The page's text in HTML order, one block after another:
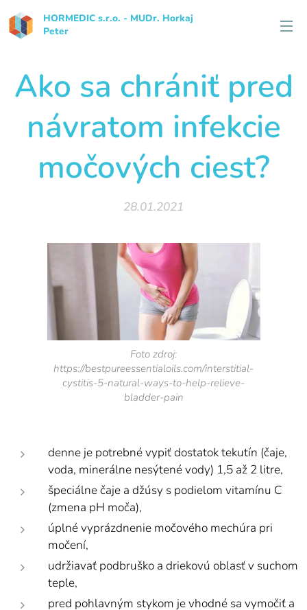
HORMEDIC s.r.o. - MUDr. Horkaj
Peter
Ako sa chrániť pred
návratom infekcie
močových ciest?
28.01.2021
Foto zdroj:
https://bestpureessentialoils.com/interstitial-
cystitis-5-natural-ways-to-help-relieve-
bladder-pain
denne je potrebné vypiť dostatok tekutín (čaje,
voda, minerálne nesýtené vody) 1,5 až 2 litre,
špeciálne čaje a džúsy s podielom vitamínu C
(zmena pH moča),
úplné vyprázdnenie močového mechúra pri
močení,
udržiavať podbruško a driekovú oblasť v suchom
teple,
pred pohlavným stykom je vhodné sa vymočiť a